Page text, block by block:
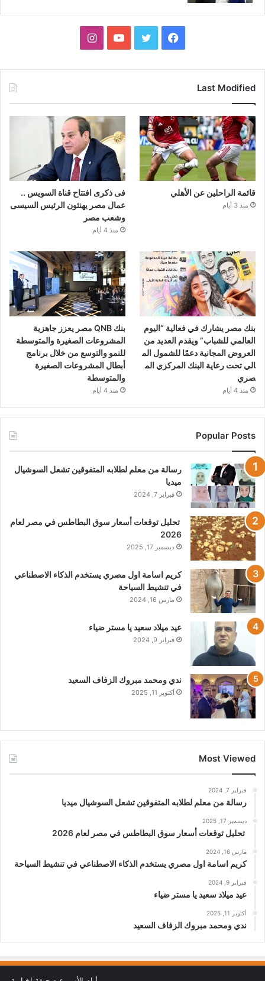
فيسبوك تويتر يوتيوبانستقرام
Last Modified
قائمة الراحلين عن الأهلي
منذ 3 أيام
فى ذكرى افتتاح قناة السويس ..
عمال مصر يهنئون الرئيس السيسى
وشعب مصر
منذ 4 أيام
بنك مصر يشارك في فعالية “اليوم
العالمي للشباب” ويقدم العديد من
العروض المجانية دعمًا للشمول الم
الي تحت رعاية البنك المركزي الم
صري
منذ 4 أيام
بنك QNB مصر يعزز جاهزية
المشروعات الصغيرة والمتوسطة
للنمو والتوسع من خلال برنامج
أبطال المشروعات الصغيرة
والمتوسطة
منذ 4 أيام
Popular Posts
رسالة من معلم لطلابه المتفوقين تشعل السوشيال
ميديا
فبراير 7, 2024
تحليل توقعات أسعار سوق البطاطس في مصر لعام
2026
ديسمبر 17, 2025
كريم اسامة اول مصري يستخدم الذكاء الاصطناعي
في تنشيط السياحة
مارس 16, 2024
عيد ميلاد سعيد يا مستر ضياء
فبراير 9, 2024
ندي ومحمد مبروك الزفاف السعيد
أكتوبر 11, 2025
Most Viewed
فبراير 7, 2024
رسالة من معلم لطلابه المتفوقين تشعل السوشيال ميديا
ديسمبر 17, 2025
تحليل توقعات أسعار سوق البطاطس في مصر لعام 2026
مارس 16, 2024
كريم اسامة اول مصري يستخدم الذكاء الاصطناعي في تنشيط السياحة
فبراير 9, 2024
عيد ميلاد سعيد يا مستر ضياء
أكتوبر 11, 2025
ندي ومحمد مبروك الزفاف السعيد